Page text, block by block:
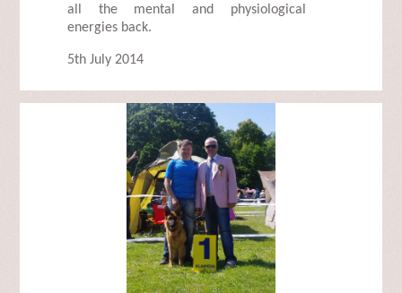
all the mental and physiological
energies back.
5th July 2014